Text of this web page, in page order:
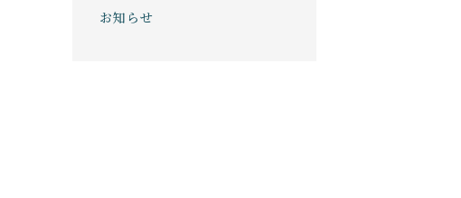
お知らせ